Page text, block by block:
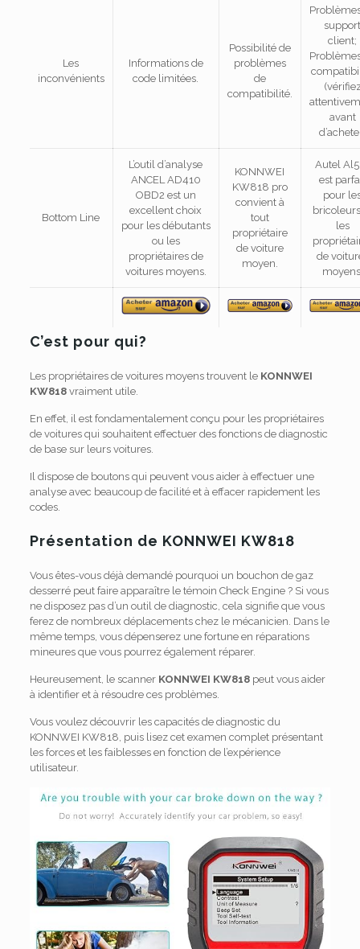
Les
inconvénients
Informations de
code limitées.
Possibilité de
problèmes
de
compatibilité.
client;
avant
Bottom Line
L’outil d’analyse
ANCEL AD410
OBD2 est un
excellent choix
pour les débutants
ou les
propriétaires de
voitures moyens.
KONNWEI
KW818 pro
convient à
tout
propriétaire
de voiture
moyen.
Autel
est
pour
les
de
C’est pour qui?
Les propriétaires de voitures moyens trouvent le KONNWEI
KW818vraiment utile.
En effet, il est fondamentalement conçu pour les propriétaires
de voitures qui souhaitent effectuer des fonctions de diagnostic
de base sur leurs voitures.
Il dispose de boutons qui peuvent vous aider à effectuer une
analyse avec beaucoup de facilité et à effacer rapidement les
codes.
Présentation de KONNWEI KW818
Vous êtes-vous déjà demandé pourquoi un bouchon de gaz
desserré peut faire apparaître le témoin Check Engine ? Si vous
ne disposez pas d’un outil de diagnostic, cela signifie que vous
ferez de nombreux déplacements chez le mécanicien. Dans le
même temps, vous dépenserez une fortune en réparations
mineures que vous pourrez également réparer.
Heureusement, le scanner KONNWEI KW818peut vous aider
à identifier et à résoudre ces problèmes.
Vous voulez découvrir les capacités de diagnostic du
KONNWEI KW818, puis lisez cet examen complet présentant
les forces et les faiblesses en fonction de l’expérience
utilisateur.